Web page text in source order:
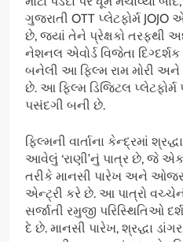
ગુજરાતી OTT પ્લેટફોર્મ
છે, જ્યાં તેને પ્રેક્ષકો તરફથી
નેશનલ એવોર્ડ વિજેતા દિગ્દર્શક
બનેલી આ ફિલ્મ રામ મોરી અને
છે. આ ફિલ્મ ડિજિટલ
પસંદગી બની છે.
ફિલ્મની વાર્તાના કેન્દ્રમાં
આવેલું ‘રાણી’નું પાત્ર છે, જે
તરીકે માનસી પારેખ અને ઓજસ
એન્ટ્રી કરે છે. આ પાત્રો
સર્જાતી રમુજી પરિસ્થિતિઓ
દે છે. માનસી પારેખ, શ્રદ્ધા